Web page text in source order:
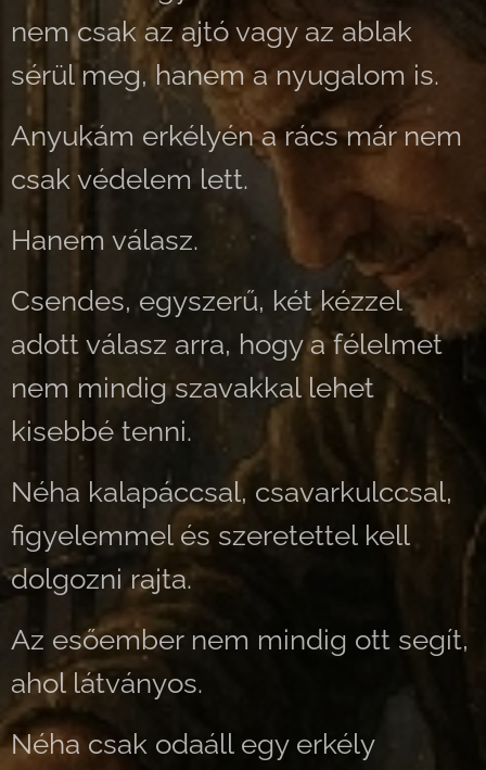
nem csak az ajtó vagy az ablak
sérül meg, hanem a nyugalom is.
Anyukám erkélyén a rács már nem
csak védelem lett.
Hanem válasz.
Csendes, egyszerű, két kézzel
adott válasz arra, hogy a félelmet
nem mindig szavakkal lehet
kisebbé tenni.
Néha kalapáccsal, csavarkulccsal,
figyelemmel és szeretettel kell
dolgozni rajta.
Az esőember nem mindig ott segít,
ahol látványos.
Néha csak odaáll egy erkély